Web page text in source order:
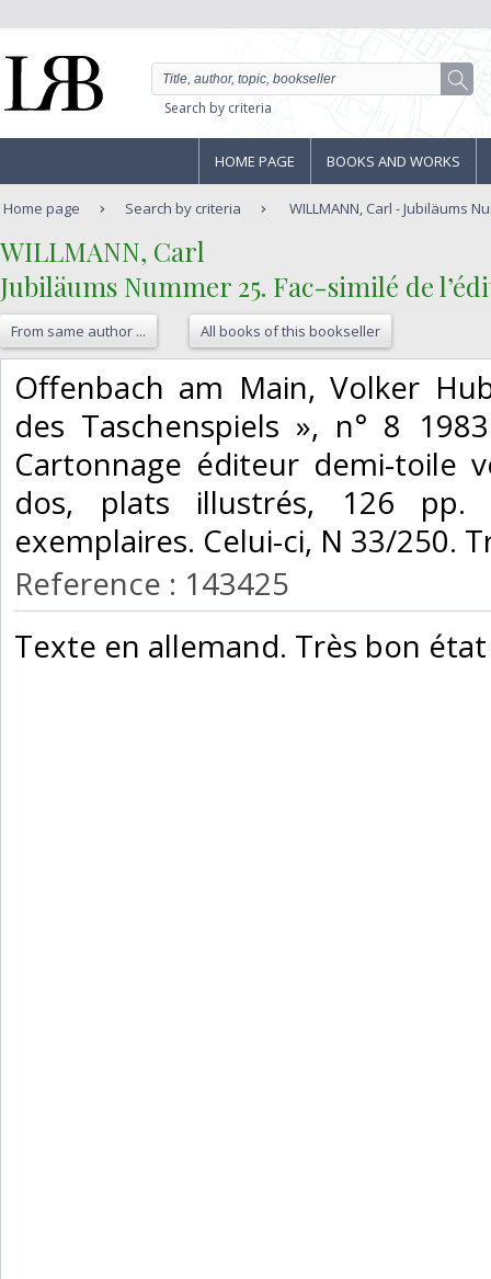
Search by criteria
HOME PAGE BOOKS AND WORKS
Home page Search by criteria WILLMANN, Carl - Jubiläums
‎WILLMANN, Carl‎
‎Jubiläums Nummer 25. Fac-similé de
From same author ... All books of this bookseller
‎Offenbach am Main, Volker
des Taschenspiels », n° 8
Cartonnage éditeur demi-toile
dos, plats illustrés, 126
exemplaires. Celui-ci, N 33/250.
Reference : 143425
‎Texte en allemand. Très bon état